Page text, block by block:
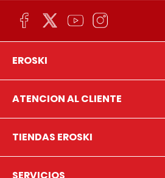
EROSKI
ATENCION AL CLIENTE
TIENDAS EROSKI